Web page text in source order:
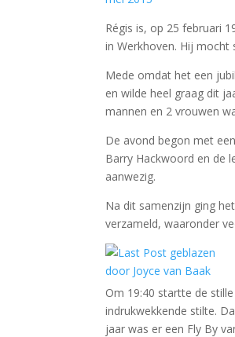
Régis is, op 25 februari
in Werkhoven. Hij mocht
Mede omdat het een
en wilde heel graag dit
mannen en 2 vrouwen
De avond begon met
Barry Hackwoord en de
aanwezig.
Na dit samenzijn ging
verzameld, waaronder
Om 19:40 startte de
indrukwekkende stilte.
jaar was er een Fly By